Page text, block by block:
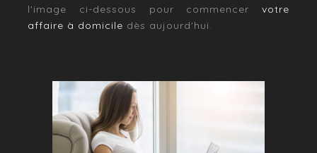
l'image ci-dessous pour commencer votre
affaire à domicile dès aujourd'hui.